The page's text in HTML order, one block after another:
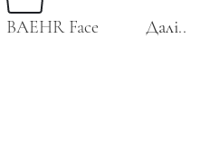
BAEHR Face Далі..